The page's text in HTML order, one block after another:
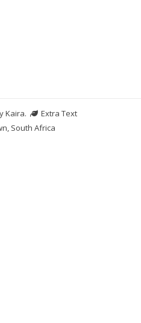
Kaira.
Extra Text
South Africa